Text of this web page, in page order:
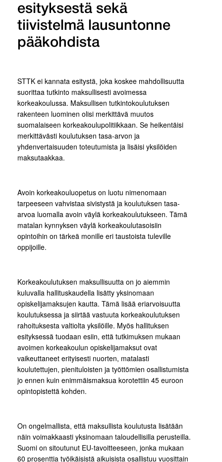
esityksestä sekä
tiivistelmä lausuntonne
pääkohdista
STTK ei kannata esitystä, joka koskee mahdollisuutta
suorittaa tutkinto maksullisesti avoimessa
korkeakoulussa. Maksullisen tutkintokoulutuksen
rakenteen luominen olisi merkittävä muutos
suomalaiseen korkeakoulupolitiikkaan. Se heikentäisi
merkittävästi koulutuksen tasa-arvon ja
yhdenvertaisuuden toteutumista ja lisäisi yksilöiden
maksutaakkaa.
Avoin korkeakouluopetus on luotu nimenomaan
tarpeeseen vahvistaa sivistystä ja koulutuksen tasa-
arvoa luomalla avoin väylä korkeakoulutukseen. Tämä
matalan kynnyksen väylä korkeakoulutasoisiin
opintoihin on tärkeä monille eri taustoista tuleville
oppijoille.
Korkeakoulutuksen maksullisuutta on jo aiemmin
kuluvalla hallituskaudella lisätty yksinomaan
opiskelijamaksujen kautta. Tämä lisää eriarvoisuutta
koulutuksessa ja siirtää vastuuta korkeakoulutuksen
rahoituksesta valtiolta yksilöille. Myös hallituksen
esityksessä tuodaan esiin, että tutkimuksen mukaan
avoimen korkeakoulun opiskelijamaksut ovat
vaikeuttaneet erityisesti nuorten, matalasti
koulutettujen, pienituloisten ja työttömien osallistumista
jo ennen kuin enimmäismaksua korotettiin 45 euroon
opintopistettä kohden.
On ongelmallista, että maksullista koulutusta lisätään
näin voimakkaasti yksinomaan taloudellisilla perusteilla.
Suomi on sitoutunut EU-tavoitteeseen, jonka mukaan
60 prosenttia työikäisistä aikuisista osallistuu vuosittain